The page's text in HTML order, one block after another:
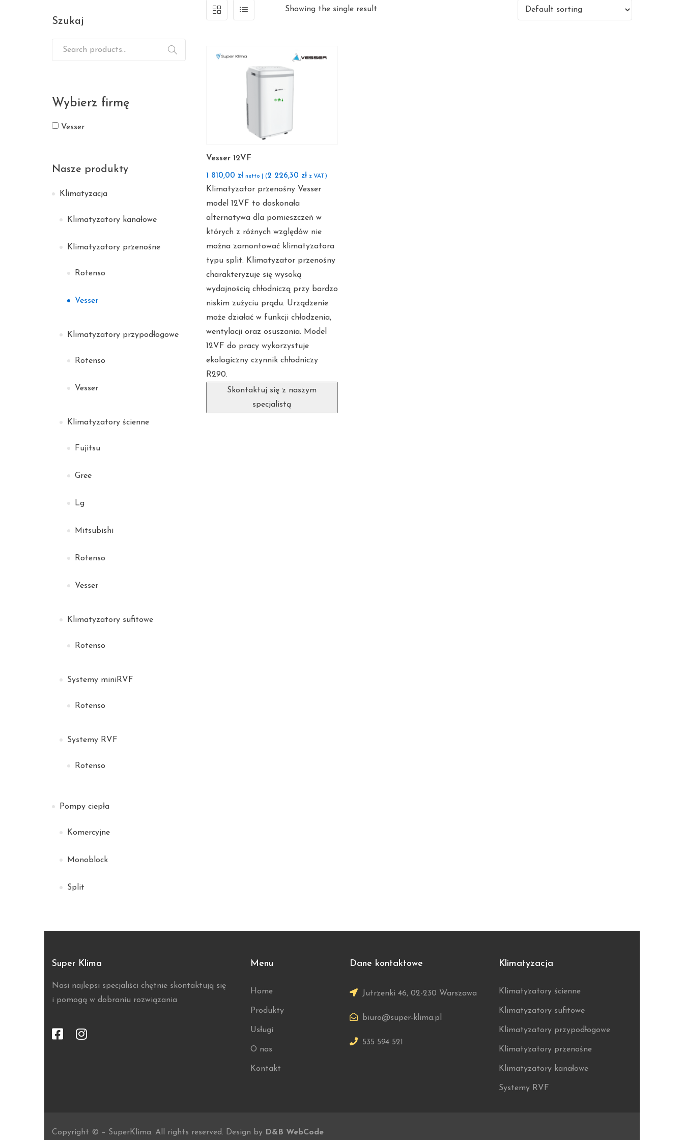
Showing the single result
Vesser 12VF
1 810,00 zł netto | (2 226,30 złz VAT)
Klimatyzator przenośny Vesser
model 12VF to doskonała
alternatywa dla pomieszczeń w
których z różnych względów nie
można zamontować klimatyzatora
typu split. Klimatyzator przenośny
charakteryzuje się wysoką
wydajnością chłodniczą przy bardzo
niskim zużyciu prądu. Urządzenie
może działać w funkcji chłodzenia,
wentylacji oraz osuszania. Model
12VF do pracy wykorzystuje
ekologiczny czynnik chłodniczy
R290.
Skontaktuj się z naszym
specjalistą
Szukaj
Search for:
Wybierz firmę
Vesser
Nasze produkty
Klimatyzacja
Klimatyzatory kanałowe
Klimatyzatory przenośne
Rotenso
Vesser
Klimatyzatory przypodłogowe
Rotenso
Vesser
Klimatyzatory ścienne
Fujitsu
Gree
Lg
Mitsubishi
Rotenso
Vesser
Klimatyzatory sufitowe
Rotenso
Systemy miniRVF
Rotenso
Systemy RVF
Rotenso
Pompy ciepła
Komercyjne
Monoblock
Split
Super Klima
Nasi najlepsi specjaliści chętnie skontaktują się
i pomogą w dobraniu rozwiązania
Menu
Home
Produkty
Usługi
O nas
Kontakt
Dane kontaktowe
Jutrzenki 46, 02-230 Warszawa
biuro@super-klima.pl
535 594 521
Klimatyzacja
Klimatyzatory ścienne
Klimatyzatory sufitowe
Klimatyzatory przypodłogowe
Klimatyzatory przenośne
Klimatyzatory kanałowe
Systemy RVF
Copyright © – SuperKlima. All rights reserved. Design by D&B WebCode